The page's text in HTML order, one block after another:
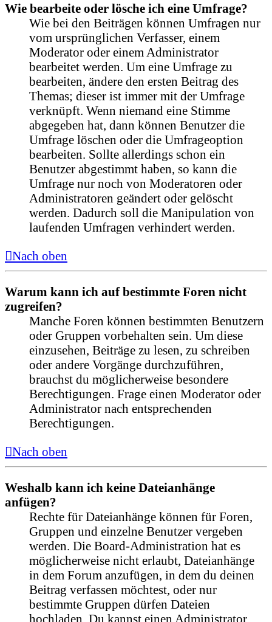
Wie bearbeite oder lösche ich eine Umfrage?
Wie bei den Beiträgen können Umfragen nur
vom ursprünglichen Verfasser, einem
Moderator oder einem Administrator
bearbeitet werden. Um eine Umfrage zu
bearbeiten, ändere den ersten Beitrag des
Themas; dieser ist immer mit der Umfrage
verknüpft. Wenn niemand eine Stimme
abgegeben hat, dann können Benutzer die
Umfrage löschen oder die Umfrageoption
bearbeiten. Sollte allerdings schon ein
Benutzer abgestimmt haben, so kann die
Umfrage nur noch von Moderatoren oder
Administratoren geändert oder gelöscht
werden. Dadurch soll die Manipulation von
laufenden Umfragen verhindert werden.
Nach oben
Warum kann ich auf bestimmte Foren nicht
zugreifen?
Manche Foren können bestimmten Benutzern
oder Gruppen vorbehalten sein. Um diese
einzusehen, Beiträge zu lesen, zu schreiben
oder andere Vorgänge durchzuführen,
brauchst du möglicherweise besondere
Berechtigungen. Frage einen Moderator oder
Administrator nach entsprechenden
Berechtigungen.
Nach oben
Weshalb kann ich keine Dateianhänge
anfügen?
Rechte für Dateianhänge können für Foren,
Gruppen und einzelne Benutzer vergeben
werden. Die Board-Administration hat es
möglicherweise nicht erlaubt, Dateianhänge
in dem Forum anzufügen, in dem du deinen
Beitrag verfassen möchtest, oder nur
bestimmte Gruppen dürfen Dateien
hochladen. Du kannst einen Administrator